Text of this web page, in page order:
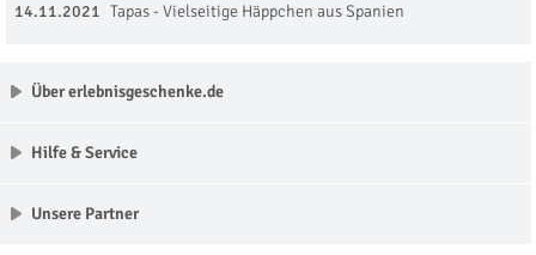
14.11.2021 Tapas - Vielseitige Häppchen aus Spanien
Über erlebnisgeschenke.de
Hilfe & Service
Unsere Partner